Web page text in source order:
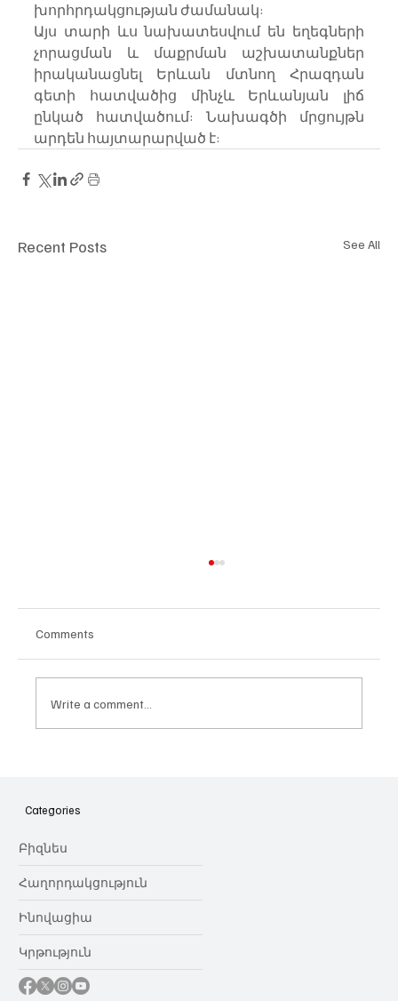
խորհրդակցության ժամանակ:
Այս տարի ևս նախատեսվում են եղեգների
չորացման և մաքրման աշխատանքներ
իրականացնել Երևան մտնող Հրազդան
գետի հատվածից մինչև Երևանյան լիճ
ընկած հատվածում: Նախագծի մրցույթն
արդեն հայտարարված է:
Recent Posts See All
նվիրում որոշում
Comments
Write a comment...
Categories
Բիզնես
Հաղորդակցություն
Ինովացիա
Կրթություն